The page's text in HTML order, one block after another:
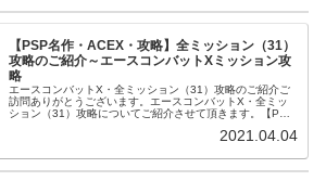
【PSP名作・ACEX・攻略】全ミッション（31）
攻略のご紹介～エースコンバットXミッション攻
略
エースコンバットX・全ミッション（31）攻略のご紹介ご
訪問ありがとうございます。エースコンバットX・全ミッ
ション（31）攻略についてご紹介させて頂きます。【PSP
2021.04.04